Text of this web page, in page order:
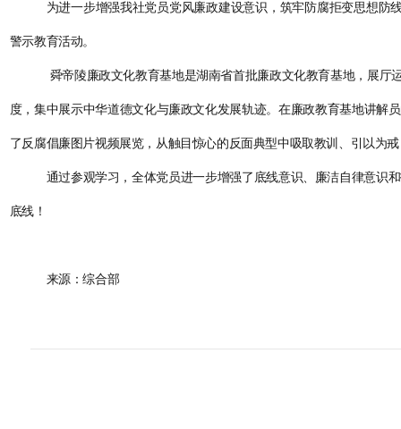
为进一步增强我社党员党风廉政建设意识，筑牢防腐拒变思想防
警示教育活动。
舜帝陵廉政文化教育基地是湖南省首批廉政文化教育基地，展厅
度，集中展示中华道德文化与廉政文化发展轨迹。在廉政教育基地讲解
了反腐倡廉图片视频展览，从触目惊心的反面典型中吸取教训、引以为
通过参观学习，全体党员进一步增强了底线意识、廉洁自律意识
底线！
来源：综合部